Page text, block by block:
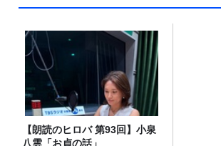
【朗読のヒロバ 第93回】小泉
八雲「お貞の話」